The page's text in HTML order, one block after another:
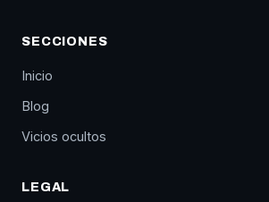
SECCIONES
Inicio
Blog
Vicios ocultos
LEGAL